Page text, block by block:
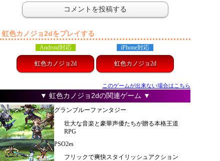
虹色カノジョ2dをプレイする
Android対応
虹色カノジョ2d
iPhone対応
虹色カノジョ2d
このゲームが出来ない場合はこちら
▼ 虹色カノジョ2dの関連ゲーム ▼
グランブルーファンタジー
壮大な音楽と豪華声優たちが贈る本格王道
RPG
PSO2es
フリックで爽快スタイリッシュアクション